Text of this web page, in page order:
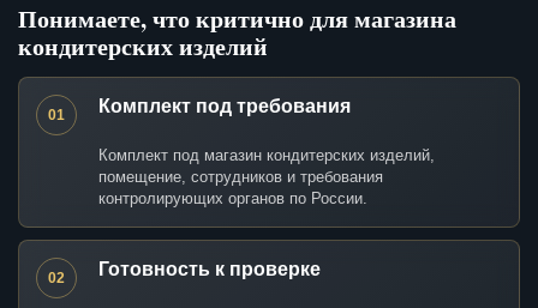
Понимаете, что критично для магазина
кондитерских изделий
01 Комплект под требования
Комплект под магазин кондитерских изделий,
помещение, сотрудников и требования
контролирующих органов по России.
02 Готовность к проверке